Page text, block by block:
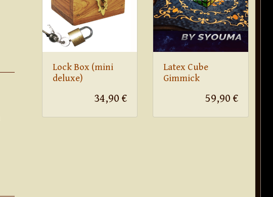
Lock Box (mini
deluxe)
34,90 €
Latex Cube
Gimmick
59,90 €